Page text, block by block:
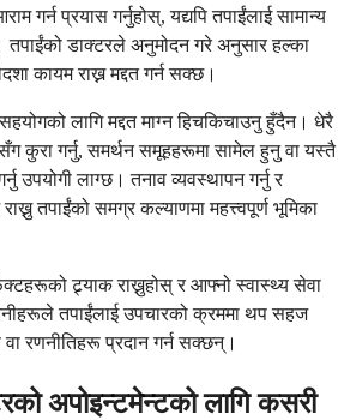
गर्न प्रयास गर्नुहोस्, यद्यपि तपाईंलाई सामान्य
तपाईंको डाक्टरले अनुमोदन गरे अनुसार हल्का
कायम राख्न मद्दत गर्न सक्छ।
लागि मद्दत माग्न हिचकिचाउनु हुँदैन। धेरै
कुरा गर्नु, समर्थन समूहहरूमा सामेल हुनु वा यस्तै
उपयोगी लाग्छ। तनाव व्यवस्थापन गर्नु र
तपाईंको समग्र कल्याणमा महत्त्वपूर्ण भूमिका
ट्र्याक राख्नुहोस् र आफ्नो स्वास्थ्य सेवा
तपाईंलाई उपचारको क्रममा थप सहज
रणनीतिहरू प्रदान गर्न सक्छन्।
अपोइन्टमेन्टको लागि कसरी